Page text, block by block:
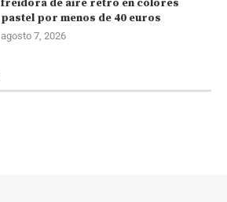
freidora de aire retro en colores
pastel por menos de 40 euros
agosto 7, 2026